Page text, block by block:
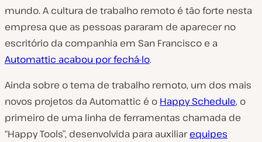
mundo. A cultura de trabalho remoto é tão forte nesta
empresa que as pessoas pararam de aparecer no
escritório da companhia em San Francisco e a
Automattic acabou por fechá-lo.
Ainda sobre o tema de trabalho remoto, um dos mais
novos projetos da Automattic é o Happy Schedule, o
primeiro de uma linha de ferramentas chamada de
“Happy Tools”, desenvolvida para auxiliarequipes